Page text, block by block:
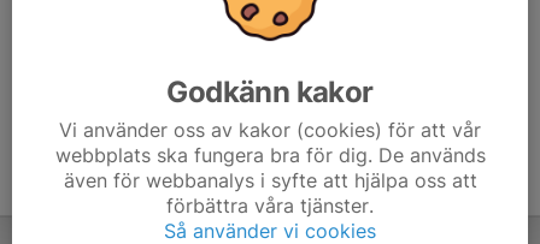
Godkänn kakor
Vi använder oss av kakor (cookies) för att vår
webbplats ska fungera bra för dig. De används
även för webbanalys i syfte att hjälpa oss att
förbättra våra tjänster.
Så använder vi cookies